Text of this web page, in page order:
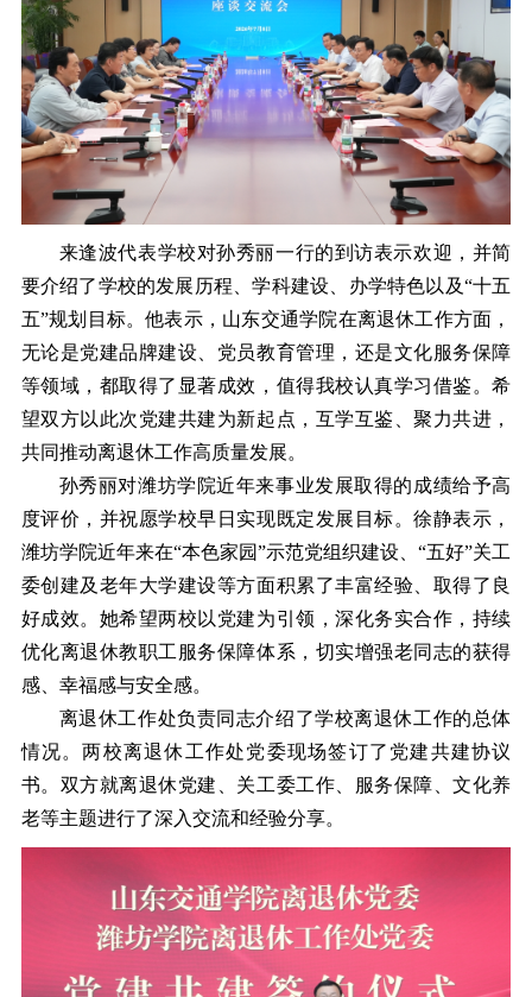
来逢波代表学校对孙秀丽一行的到访表示欢迎，并简
要介绍了学校的发展历程、学科建设、办学特色以及“十五
五”规划目标。他表示，山东交通学院在离退休工作方面，
无论是党建品牌建设、党员教育管理，还是文化服务保障
等领域，都取得了显著成效，值得我校认真学习借鉴。希
望双方以此次党建共建为新起点，互学互鉴、聚力共进，
共同推动离退休工作高质量发展。
孙秀丽对潍坊学院近年来事业发展取得的成绩给予高
度评价，并祝愿学校早日实现既定发展目标。徐静表示，
潍坊学院近年来在“本色家园”示范党组织建设、“五好”关工
委创建及老年大学建设等方面积累了丰富经验、取得了良
好成效。她希望两校以党建为引领，深化务实合作，持续
优化离退休教职工服务保障体系，切实增强老同志的获得
感、幸福感与安全感。
离退休工作处负责同志介绍了学校离退休工作的总体
情况。两校离退休工作处党委现场签订了党建共建协议
书。双方就离退休党建、关工委工作、服务保障、文化养
老等主题进行了深入交流和经验分享。